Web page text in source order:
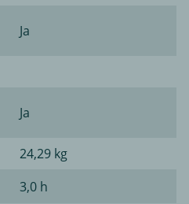
Ja
Ja
24,29 kg
3,0 h